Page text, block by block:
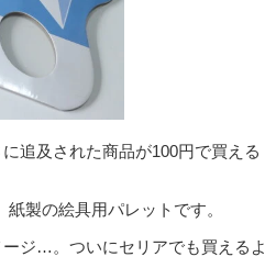
追及された商品が100円で買える
製の絵具用パレットです。
ジ…。ついにセリアでも買えるよ